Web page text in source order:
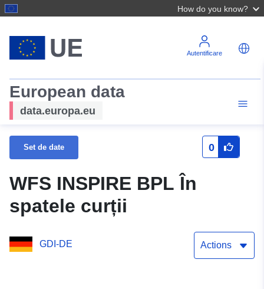
How do you know?
Autentificare
European data
data.europa.eu
Set de date 0
WFS INSPIRE BPL În
spatele curții
GDI-DE Actions